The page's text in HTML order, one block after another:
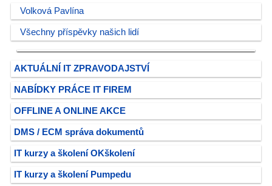
Volková Pavlína
Všechny příspěvky našich lidí
AKTUÁLNÍ IT ZPRAVODAJSTVÍ
NABÍDKY PRÁCE IT FIREM
OFFLINE A ONLINE AKCE
DMS / ECM správa dokumentů
IT kurzy a školení OKškolení
IT kurzy a školení Pumpedu